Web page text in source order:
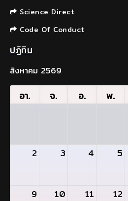
Science Direct
Code Of Conduct
ปฏิทิน
สิงหาคม 2569
อา. จ. อ. พ.
2 3 4 5
9 10 11 12